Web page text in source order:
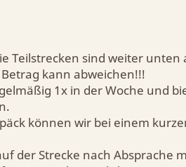
Teilstrecken sind weiter
kann abweichen!!!
1x in der Woche und
können wir bei einem
der Strecke nach Absprache